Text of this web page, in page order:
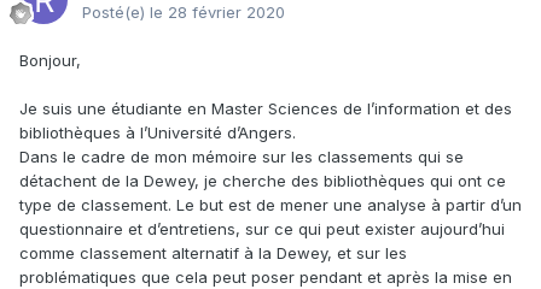
Posté(e) le 28 février 2020
Bonjour,
Je suis une étudiante en Master Sciences de l’information et des
bibliothèques à l’Université d’Angers.
Dans le cadre de mon mémoire sur les classements qui se
détachent de la Dewey, je cherche des bibliothèques qui ont ce
type de classement. Le but est de mener une analyse à partir d’un
questionnaire et d’entretiens, sur ce qui peut exister aujourd’hui
comme classement alternatif à la Dewey, et sur les
problématiques que cela peut poser pendant et après la mise en